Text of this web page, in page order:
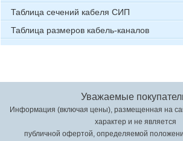
Таблица сечений кабеля СИП
Таблица размеров кабель-каналов
Уважаемые
Информация (включая цены), размещенная на
характер и не является
публичной офертой, определяемой